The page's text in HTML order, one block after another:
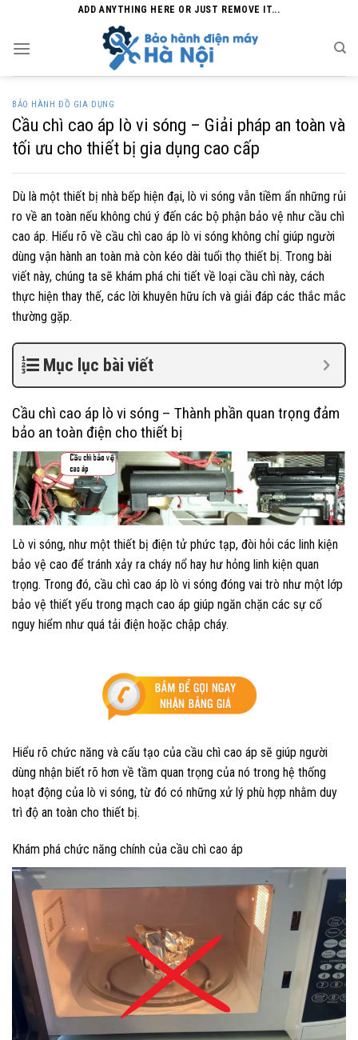
content
ADD ANYTHING HERE OR JUST REMOVE IT...
BẢO HÀNH ĐỒ GIA DỤNG
Cầu chì cao áp lò vi sóng – Giải pháp an toàn và
tối ưu cho thiết bị gia dụng cao cấp
Dù là một thiết bị nhà bếp hiện đại, lò vi sóng vẫn tiềm ẩn những rủi
ro về an toàn nếu không chú ý đến các bộ phận bảo vệ như cầu chì
cao áp. Hiểu rõ về cầu chì cao áp lò vi sóng không chỉ giúp người
dùng vận hành an toàn mà còn kéo dài tuổi thọ thiết bị. Trong bài
viết này, chúng ta sẽ khám phá chi tiết về loại cầu chì này, cách
thực hiện thay thế, các lời khuyên hữu ích và giải đáp các thắc mắc
thường gặp.
Mục lục bài viết
Cầu chì cao áp lò vi sóng – Thành phần quan trọng đảm
bảo an toàn điện cho thiết bị
Lò vi sóng, như một thiết bị điện tử phức tạp, đòi hỏi các linh kiện
bảo vệ cao để tránh xảy ra cháy nổ hay hư hỏng linh kiện quan
trọng. Trong đó, cầu chì cao áp lò vi sóng đóng vai trò như một lớp
bảo vệ thiết yếu trong mạch cao áp giúp ngăn chặn các sự cố
nguy hiểm như quá tải điện hoặc chập cháy.
Hiểu rõ chức năng và cấu tạo của cầu chì cao áp sẽ giúp người
dùng nhận biết rõ hơn về tầm quan trọng của nó trong hệ thống
hoạt động của lò vi sóng, từ đó có những xử lý phù hợp nhằm duy
trì độ an toàn cho thiết bị.
Khám phá chức năng chính của cầu chì cao áp